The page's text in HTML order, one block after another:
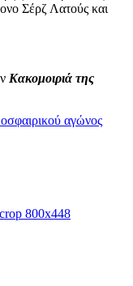
Σέρζ Λατούς και
Κακομοιριά της
αγώνος